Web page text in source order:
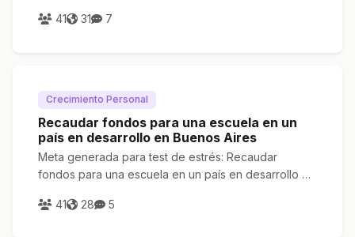
41 31 7
Crecimiento Personal
Recaudar fondos para una escuela en un
país en desarrollo en Buenos Aires
Meta generada para test de estrés: Recaudar
fondos para una escuela en un país en desarrollo en
41
28 5